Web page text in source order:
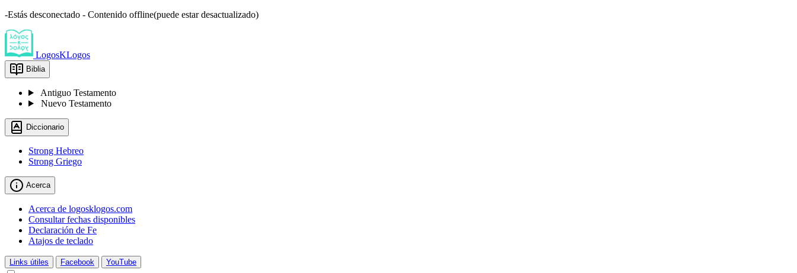
-Estás desconectado - Contenido offline(puede estar desactualizado)
LogosKLogos
Biblia
Antiguo Testamento
Nuevo Testamento
Diccionario
Strong Hebreo
Strong Griego
Acerca
Acerca de logosklogos.com
Consultar fechas disponibles
Declaración de Fe
Atajos de teclado
Links útiles Facebook YouTube